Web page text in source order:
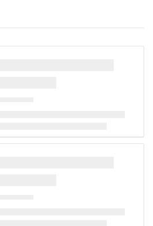
đổi màu, khẩn trương